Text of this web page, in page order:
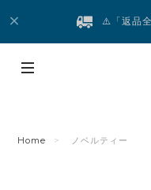
⚠️「返品
Home ノベルティー